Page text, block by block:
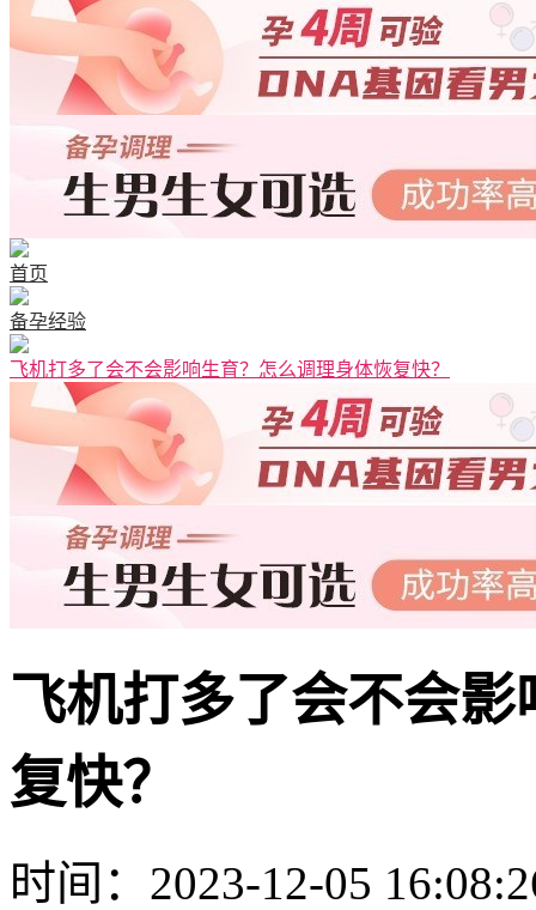
首页
备孕经验
飞机打多了会不会影响生育？怎么调理身体恢复快？
飞机打多了会不会
复快？
时间：2023-12-05